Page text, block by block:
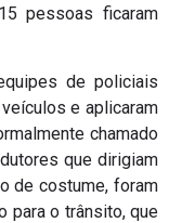
pessoas ficaram
de policiais
e aplicaram
chamado
que dirigiam
de costume, foram
para o trânsito, que